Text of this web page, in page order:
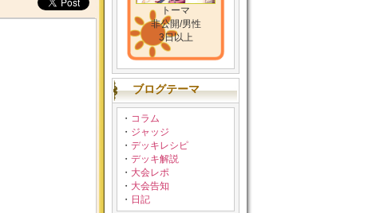
トーマ
非公開/男性
3日以上
ブログテーマ
・ コラム
・ ジャッジ
・ デッキレシピ
・ デッキ解説
・ 大会レポ
・ 大会告知
・ 日記